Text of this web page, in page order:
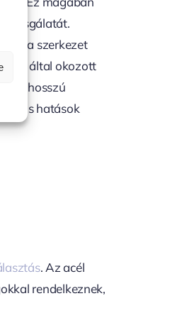
vizsgálatát.
és a szerkezet
által okozott
és hosszú
hatások
. Az acél
rendelkeznek,